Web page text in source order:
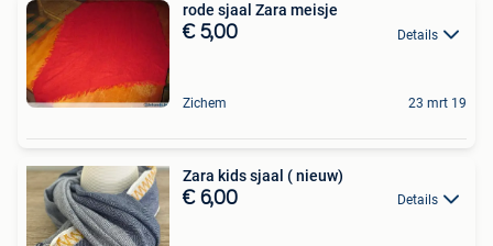
rode sjaal Zara meisje
€ 5,00 Details
Zichem 23 mrt 19
Zara kids sjaal ( nieuw)
€ 6,00 Details